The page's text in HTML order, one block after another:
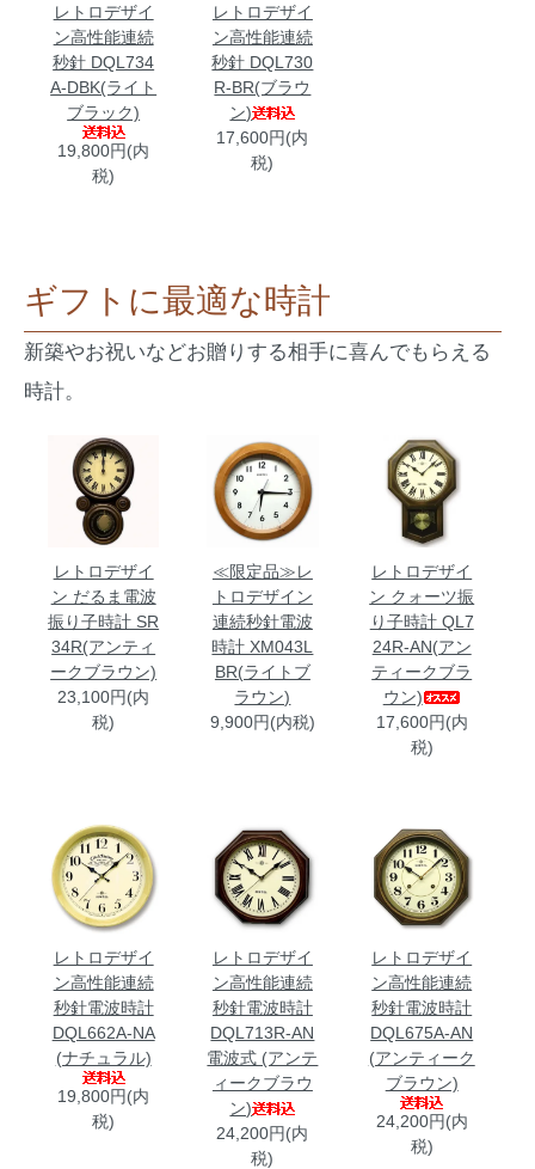
レトロデザイ
ン高性能連続
秒針 DQL734
A-DBK(ライト
ブラック)
19,800円(内
税)
レトロデザイ
ン高性能連続
秒針 DQL730
R-BR(ブラウ
ン)
17,600円(内
税)
ギフトに最適な時計
新築やお祝いなどお贈りする相手に喜んでもらえる
時計。
レトロデザイ
ン だるま電波
振り子時計 SR
34R(アンティ
ークブラウン)
23,100円(内
税)
≪限定品≫レ
トロデザイン
連続秒針電波
時計 XM043L
BR(ライトブ
ラウン)
9,900円(内税)
レトロデザイ
ン クォーツ振
り子時計 QL7
24R-AN(アン
ティークブラ
ウン)
17,600円(内
税)
レトロデザイ
ン高性能連続
秒針電波時計
DQL662A-NA
(ナチュラル)
19,800円(内
税)
レトロデザイ
ン高性能連続
秒針電波時計
DQL713R-AN
電波式 (アンテ
ィークブラウ
ン)
24,200円(内
税)
レトロデザイ
ン高性能連続
秒針電波時計
DQL675A-AN
(アンティーク
ブラウン)
24,200円(内
税)